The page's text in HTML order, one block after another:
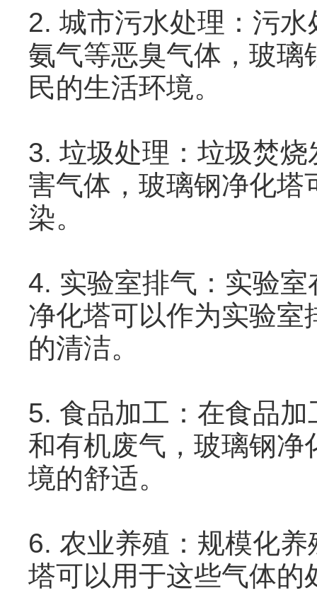
2. 城市污水处理：污
氨气等恶臭气体，玻
民的生活环境。
3. 垃圾处理：垃圾焚
害气体，玻璃钢净化
染。
4. 实验室排气：实验
净化塔可以作为实验
的清洁。
5. 食品加工：在食品
和有机废气，玻璃钢净
境的舒适。
6. 农业养殖：规模化
塔可以用于这些气体的